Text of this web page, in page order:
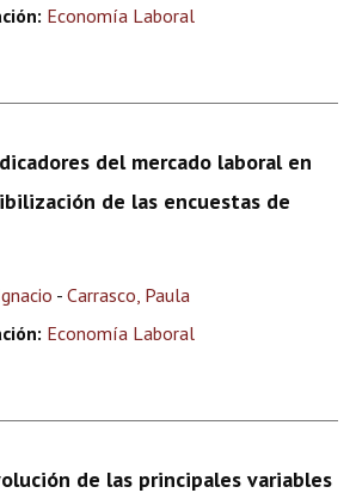
Economía Laboral
del mercado laboral en
de las encuestas de
- Carrasco, Paula
Economía Laboral
de las principales variables